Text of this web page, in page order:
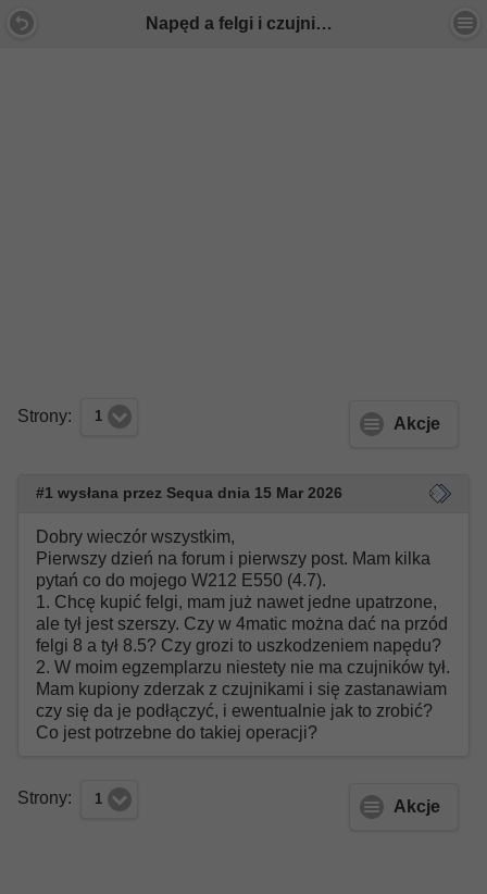
Napęd a felgi i czujniki parkowania - Forum Mercedes E-Klasa
Strony: 1 Akcje
#1 wysłana przez Sequa dnia 15 Mar 2026
Dobry wieczór wszystkim,
Pierwszy dzień na forum i pierwszy post. Mam kilka
pytań co do mojego W212 E550 (4.7).
1. Chcę kupić felgi, mam już nawet jedne upatrzone,
ale tył jest szerszy. Czy w 4matic można dać na przód
felgi 8 a tył 8.5? Czy grozi to uszkodzeniem napędu?
2. W moim egzemplarzu niestety nie ma czujników tył.
Mam kupiony zderzak z czujnikami i się zastanawiam
czy się da je podłączyć, i ewentualnie jak to zrobić?
Co jest potrzebne do takiej operacji?
Strony: 1 Akcje